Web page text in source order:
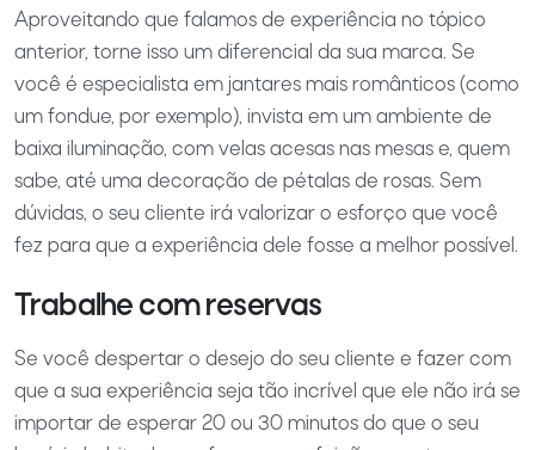
Aproveitando que falamos de experiência no tópico
anterior, torne isso um diferencial da sua marca. Se
você é especialista em jantares mais românticos (como
um fondue, por exemplo), invista em um ambiente de
baixa iluminação, com velas acesas nas mesas e, quem
sabe, até uma decoração de pétalas de rosas. Sem
dúvidas, o seu cliente irá valorizar o esforço que você
fez para que a experiência dele fosse a melhor possível.
Trabalhe com reservas
Se você despertar o desejo do seu cliente e fazer com
que a sua experiência seja tão incrível que ele não irá se
importar de esperar 20 ou 30 minutos do que o seu